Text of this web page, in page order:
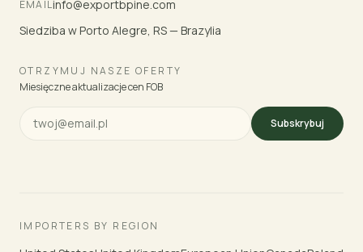
EMAILinfo@exportbpine.com
Siedziba w Porto Alegre, RS — Brazylia
OTRZYMUJ NASZE OFERTY
Miesięczne aktualizacje cen FOB
Subskrybuj
IMPORTERS BY REGION